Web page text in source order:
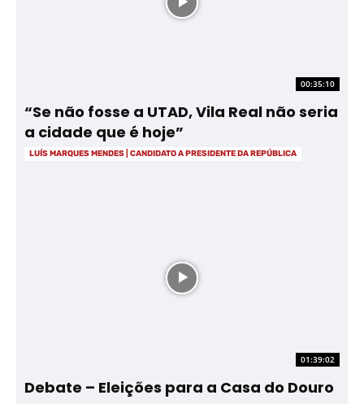
00:35:10
“Se não fosse a UTAD, Vila Real não seria
a cidade que é hoje”
LUÍS MARQUES MENDES | CANDIDATO A PRESIDENTE DA REPÚBLICA
01:39:02
Debate – Eleições para a Casa do Douro